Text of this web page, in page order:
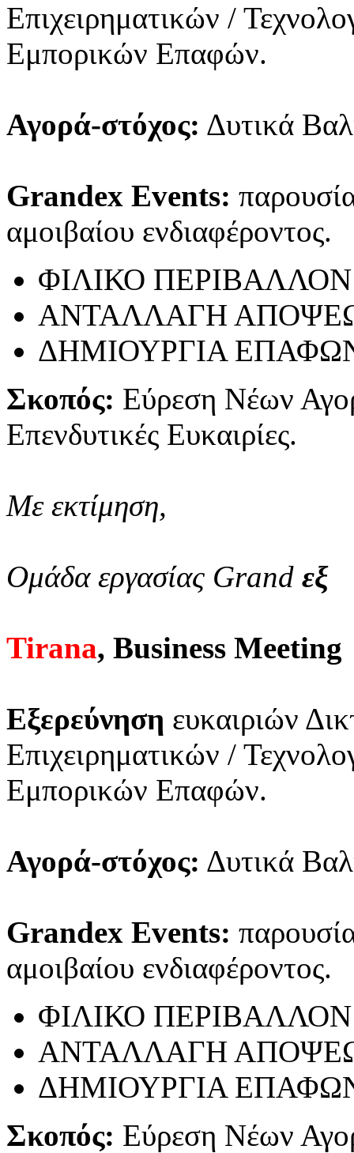
Επιχειρηματικών /
Εμπορικών Επαφών.
Αγορά-στόχος: Δυτικά
Grandex Events:
αμοιβαίου ενδιαφέροντος.
ΦΙΛΙΚΟ ΠΕΡΙΒΑΛΛΟΝ
ΑΝΤΑΛΛΑΓΗ
ΔΗΜΙΟΥΡΓΙΑ
Σκοπός: Εύρεση Νέων
Επενδυτικές Ευκαιρίες.
Με εκτίμηση,
Ομάδα εργασίας Grand εξ
Tirana, Business Meeting
Εξερεύνηση ευκαιριών
Επιχειρηματικών /
Εμπορικών Επαφών.
Αγορά-στόχος: Δυτικά
Grandex Events:
αμοιβαίου ενδιαφέροντος.
ΦΙΛΙΚΟ ΠΕΡΙΒΑΛΛΟΝ
ΑΝΤΑΛΛΑΓΗ
ΔΗΜΙΟΥΡΓΙΑ
Σκοπός: Εύρεση Νέων